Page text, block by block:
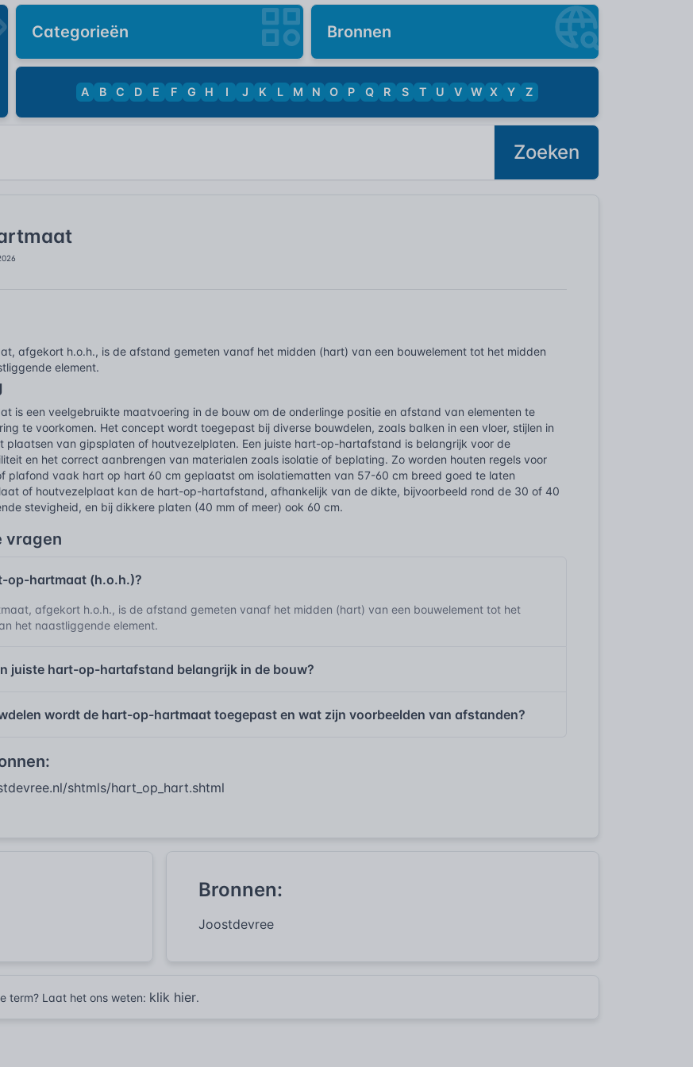
Categorieën Bronnen
A B C D E F G H I J K L M N O P Q R S T U V W X Y Z
Zoeken
afgekort h.o.h., is de afstand gemeten vanaf het midden (hart) van een bouwelement tot het midden
element.
is een veelgebruikte maatvoering in de bouw om de onderlinge positie en afstand van elementen te
te voorkomen. Het concept wordt toegepast bij diverse bouwdelen, zoals balken in een vloer, stijlen in
plaatsen van gipsplaten of houtvezelplaten. Een juiste hart-op-hartafstand is belangrijk voor de
en het correct aanbrengen van materialen zoals isolatie of beplating. Zo worden houten regels voor
plafond vaak hart op hart 60 cm geplaatst om isolatiematten van 57-60 cm breed goed te laten
of houtvezelplaat kan de hart-op-hartafstand, afhankelijk van de dikte, bijvoorbeeld rond de 30 of 40
stevigheid, en bij dikkere platen (40 mm of meer) ook 60 cm.
vragen
op-hartmaat (h.o.h.)?
afgekort h.o.h., is de afstand gemeten vanaf het midden (hart) van een bouwelement tot het
het naastliggende element.
juiste hart-op-hartafstand belangrijk in de bouw?
wordt de hart-op-hartmaat toegepast en wat zijn voorbeelden van afstanden?
shtmls/hart_op_hart.shtml
Bronnen:
Joostdevree
term? Laat het ons weten: klik hier.